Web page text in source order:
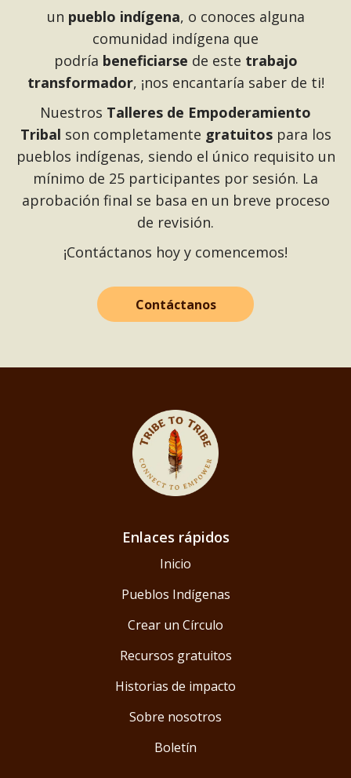
un pueblo indígena, o conoces alguna
comunidad indígena que
podría beneficiarse de este trabajo
transformador, ¡nos encantaría saber de ti!
Nuestros Talleres de Empoderamiento
Tribal son completamente gratuitospara los
pueblos indígenas, siendo el único requisito un
mínimo de 25 participantes por sesión. La
aprobación final se basa en un breve proceso
de revisión.
¡Contáctanos hoy y comencemos!
Contáctanos
Enlaces rápidos
Inicio
Pueblos Indígenas
Crear un Círculo
Recursos gratuitos
Historias de impacto
Sobre nosotros
Boletín